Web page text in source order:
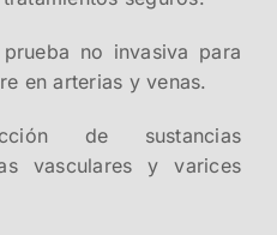
prueba no invasiva para
en arterias y venas.
de sustancias
vasculares y varices